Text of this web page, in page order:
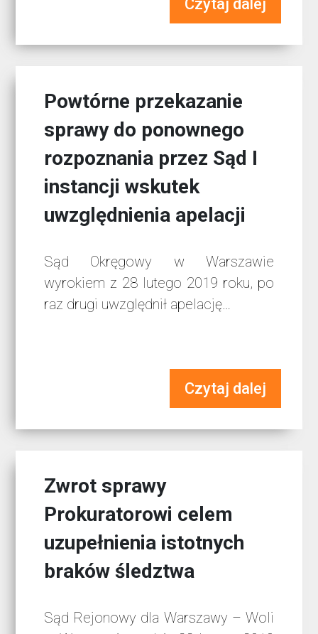
Czytaj dalej
Powtórne przekazanie
sprawy do ponownego
rozpoznania przez Sąd I
instancji wskutek
uwzględnienia apelacji
Sąd Okręgowy w Warszawie
wyrokiem z 28 lutego 2019 roku, po
raz drugi uwzględnił apelację…
Czytaj dalej
Zwrot sprawy
Prokuratorowi celem
uzupełnienia istotnych
braków śledztwa
Sąd Rejonowy dla Warszawy – Woli